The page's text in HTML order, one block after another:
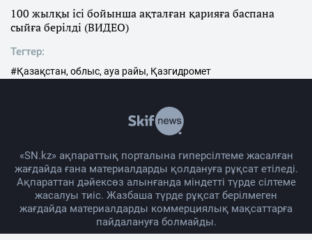
100 жылқы ісі бойынша ақталған қарияға баспана
сыйға берілді (ВИДЕО)
Тегтер:
#Қазақстан, облыс, ауа райы, Қазгидромет
«SN.kz» ақпараттық порталына гиперсілтеме жасалған
жағдайда ғана материалдарды қолдануға рұқсат етіледі.
Ақпараттан дәйексөз алынғанда міндетті түрде сілтеме
жасалуы тиіс. Жазбаша түрде рұқсат берілмеген
жағдайда материалдарды коммерциялық мақсаттарға
пайдалануға болмайды.